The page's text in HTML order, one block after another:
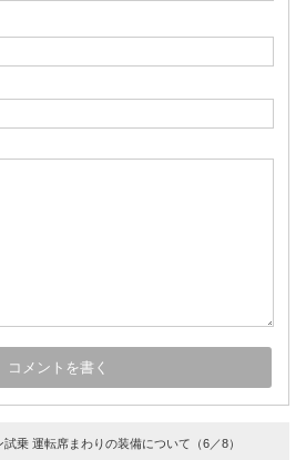
乗 運転席まわりの装備について（6／8）